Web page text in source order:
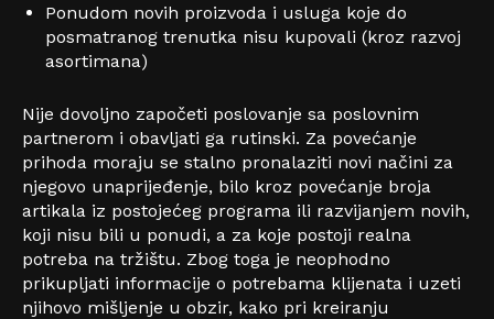
Ponudom novih proizvoda i usluga koje do
posmatranog trenutka nisu kupovali (kroz razvoj
asortimana)
Nije dovoljno započeti poslovanje sa poslovnim
partnerom i obavljati ga rutinski. Za povećanje
prihoda moraju se stalno pronalaziti novi načini za
njegovo unaprijeđenje, bilo kroz povećanje broja
artikala iz postojećeg programa ili razvijanjem novih,
koji nisu bili u ponudi, a za koje postoji realna
potreba na tržištu. Zbog toga je neophodno
prikupljati informacije o potrebama klijenata i uzeti
njihovo mišljenje u obzir, kako pri kreiranju